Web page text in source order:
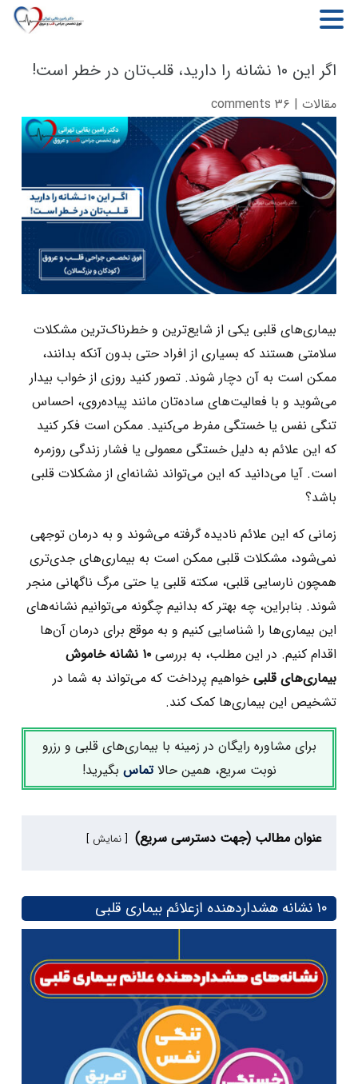
اگر این ۱۰ نشانه را دارید، قلب‌تان در خطر است!
مقالات| ۳۶ comments
بیماری‌های قلبی یکی از شایع‌ترین و خطرناک‌ترین مشکلات
سلامتی هستند که بسیاری از افراد حتی بدون آنکه بدانند،
ممکن است به آن دچار شوند. تصور کنید روزی از خواب بیدار
می‌شوید و با فعالیت‌های ساده‌تان مانند پیاده‌روی، احساس
تنگی نفس یا خستگی مفرط می‌کنید. ممکن است فکر کنید
که این علائم به دلیل خستگی معمولی یا فشار زندگی روزمره
است. آیا می‌دانید که این می‌تواند نشانه‌ای از مشکلات قلبی
باشد؟
زمانی که این علائم نادیده گرفته می‌شوند و به درمان توجهی
نمی‌شود، مشکلات قلبی ممکن است به بیماری‌های جدی‌تری
همچون نارسایی قلبی، سکته قلبی یا حتی مرگ ناگهانی منجر
شوند. بنابراین، چه بهتر که بدانیم چگونه می‌توانیم نشانه‌های
این بیماری‌ها را شناسایی کنیم و به موقع برای درمان آن‌ها
اقدام کنیم. در این مطلب، به بررسی
۱۰ نشانه خاموش
بیماری‌های قلبیخواهیم پرداخت که می‌تواند به شما در
تشخیص این بیماری‌ها کمک کند.
برای مشاوره رایگان در زمینه با بیماری‌های قلبی و رزرو
نوبت سریع، همین حالاتماس بگیرید!
عنوان مطالب (جهت دسترسی سریع) نمایش
۱۰ نشانه هشداردهنده ازعلائم بیماری‌ قلبی